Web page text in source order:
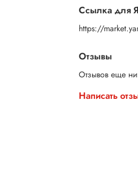
Ссылка для
https://
Отзывы
Отзывов еще
Написать